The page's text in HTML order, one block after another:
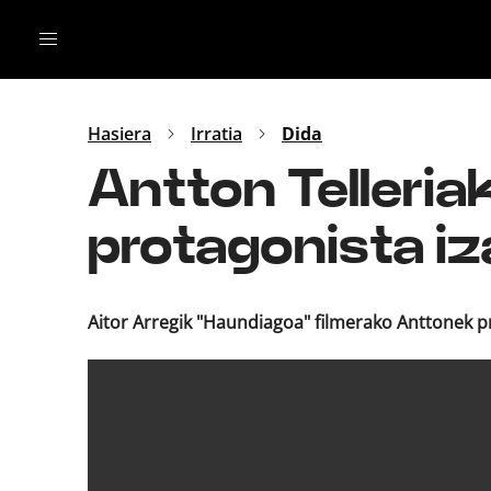
B Aldea
Bitan
Hasiera Irratia Dida
Antton
protagonista
Aitor Arregik "Haundiagoa" filmerako Anttonek